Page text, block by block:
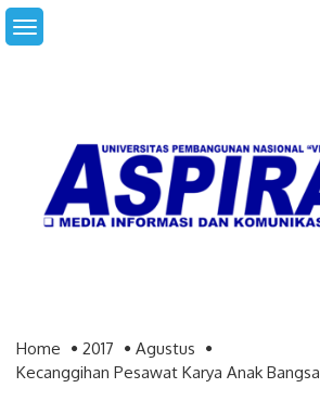
Skip
to
Home 2017
Agustus
Kecanggihan Pesawat Karya Anak Bangsa